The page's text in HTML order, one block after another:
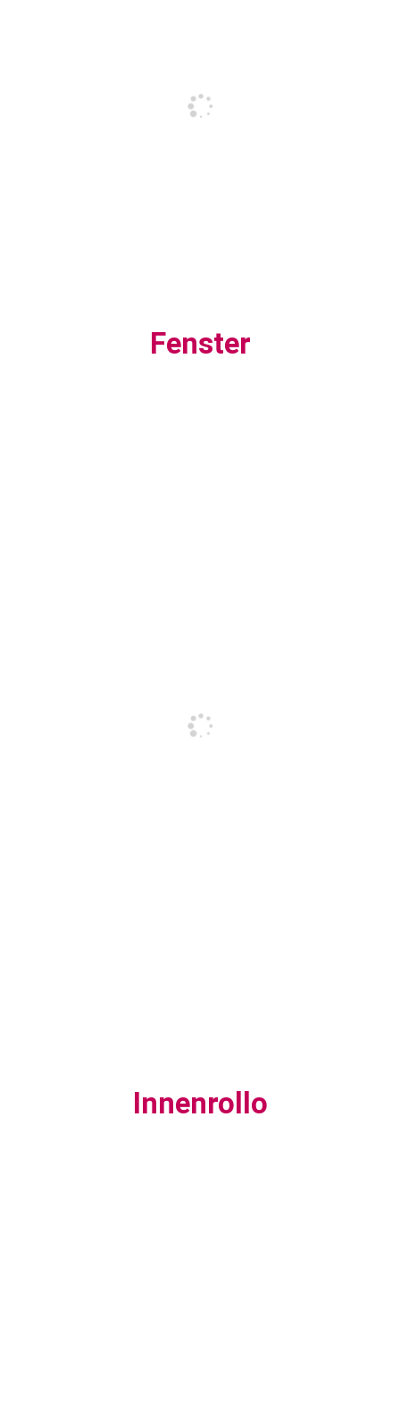
Fenster
Innenrollo